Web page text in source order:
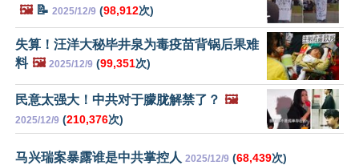
🖼️📝 2025/12/9 (98,912次)
失算！汪洋大秘毕井泉为毒疫苗背锅后果难
料 🖼️ 2025/12/9 (99,351次)
民意太强大！中共对于朦胧解禁了？ 🖼️
2025/12/9 (210,376次)
马兴瑞案暴露谁是中共掌控人 2025/12/9 (68,439次)